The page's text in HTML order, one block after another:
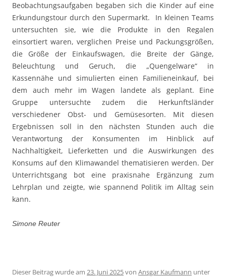
Beobachtungsaufgaben begaben sich die Kinder auf eine
Erkundungstour durch den Supermarkt. In kleinen Teams
untersuchten sie, wie die Produkte in den Regalen
einsortiert waren, verglichen Preise und Packungsgrößen,
die Größe der Einkaufswagen, die Breite der Gänge,
Beleuchtung und Geruch, die „Quengelware“ in
Kassennähe und simulierten einen Familieneinkauf, bei
dem auch mehr im Wagen landete als geplant. Eine
Gruppe untersuchte zudem die Herkunftsländer
verschiedener Obst- und Gemüsesorten. Mit diesen
Ergebnissen soll in den nächsten Stunden auch die
Verantwortung der Konsumenten im Hinblick auf
Nachhaltigkeit, Lieferketten und die Auswirkungen des
Konsums auf den Klimawandel thematisieren werden. Der
Unterrichtsgang bot eine praxisnahe Ergänzung zum
Lehrplan und zeigte, wie spannend Politik im Alltag sein
kann.
Simone Reuter
Dieser Beitrag wurde am 23. Juni 2025von Ansgar Kaufmann unter